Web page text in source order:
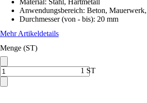
Material: Stahl, Hartmetall
Anwendungsbereich: Beton,
Durchmesser (von - bis): 20 mm
Mehr Artikeldetails
Menge (ST)
1 ST